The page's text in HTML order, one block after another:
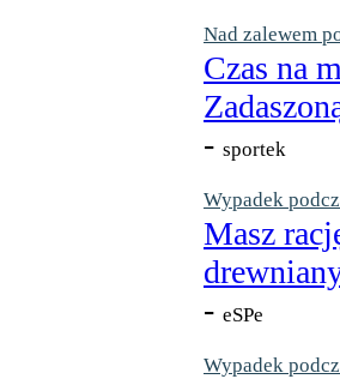
Nad zalewem
Czas na
- sportek
Wypadek
Masz
- eSPe
Wypadek